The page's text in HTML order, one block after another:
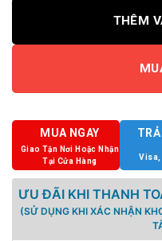
THÊM
MUA NGAY
Giao Tận Nơi Hoặc Nhận
Tại Cửa Hàng
Visa,
ƯU ĐÃI KHI THANH
(SỬ DỤNG KHI XÁC NHẬN